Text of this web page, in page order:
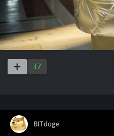
37
BITdoge